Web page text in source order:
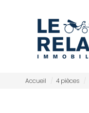
Accueil 4 pièces